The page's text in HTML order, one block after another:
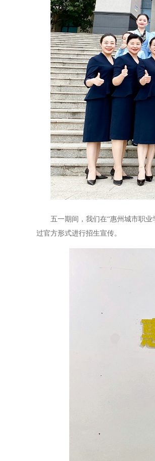
五一期间，我们在“惠州城市职业
过官方形式进行招生宣传。